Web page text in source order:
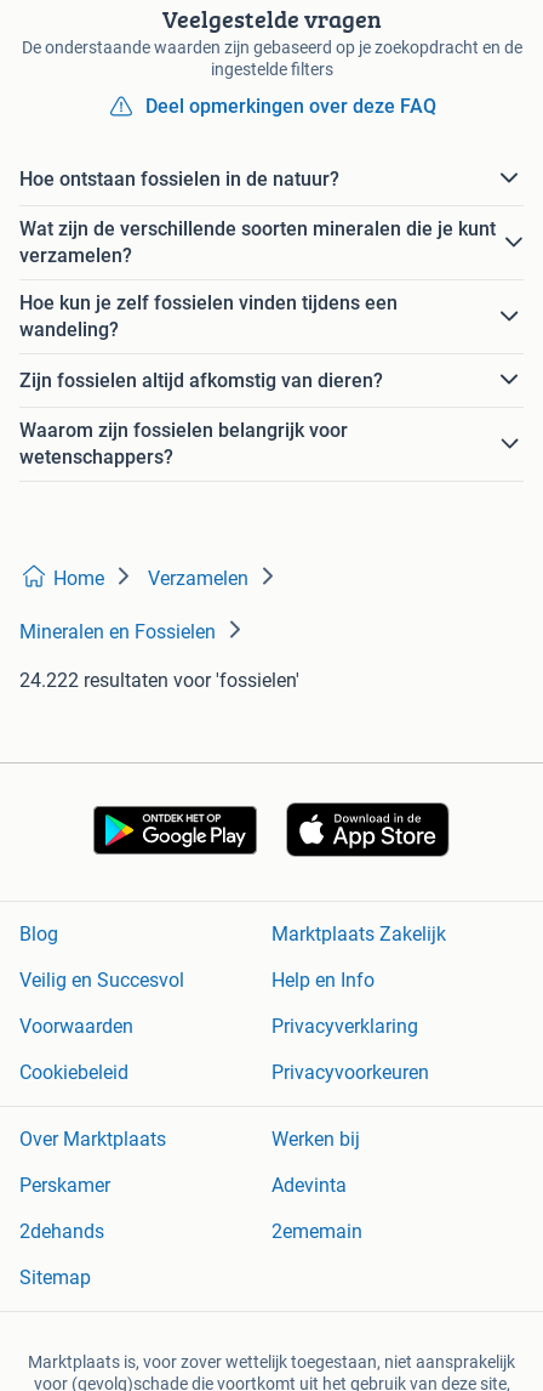
Veelgestelde vragen
De onderstaande waarden zijn gebaseerd op je zoekopdracht en de
ingestelde filters
Deel opmerkingen over deze FAQ
Hoe ontstaan fossielen in de natuur?
Wat zijn de verschillende soorten mineralen die je kunt
verzamelen?
Hoe kun je zelf fossielen vinden tijdens een
wandeling?
Zijn fossielen altijd afkomstig van dieren?
Waarom zijn fossielen belangrijk voor
wetenschappers?
Home Verzamelen
Mineralen en Fossielen
24.222 resultaten voor 'fossielen'
Blog
Marktplaats Zakelijk
Veilig en Succesvol
Help en Info
Voorwaarden
Privacyverklaring
Cookiebeleid
Privacyvoorkeuren
Over Marktplaats
Werken bij
Perskamer
Adevinta
2dehands
2ememain
Sitemap
Marktplaats is, voor zover wettelijk toegestaan, niet aansprakelijk
voor (gevolg)schade die voortkomt uit het gebruik van deze site,